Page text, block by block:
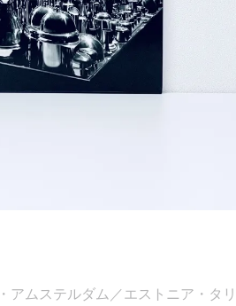
アムステルダム／エストニア・